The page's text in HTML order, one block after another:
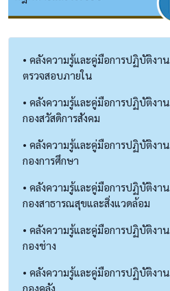
• คลังความรู้และคู่มือการปฏิบัติงาน
ตรวจสอบภายใน
• คลังความรู้และคู่มือการปฏิบัติงาน
กองสวัสดิการสังคม
• คลังความรู้และคู่มือการปฏิบัติงาน
กองการศึกษา
• คลังความรู้และคู่มือการปฏิบัติงาน
กองสาธารณสุขและสิ่งแวดล้อม
• คลังความรู้และคู่มือการปฏิบัติงาน
กองช่าง
• คลังความรู้และคู่มือการปฏิบัติงาน
กองคลัง